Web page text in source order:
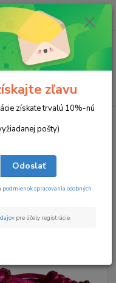
Hľadať
ks
za0 €
zľavu
získate trvalú 10%-nú
pošty)
Odoslať
podmienok spracovania osobných
pre účely registrácie.